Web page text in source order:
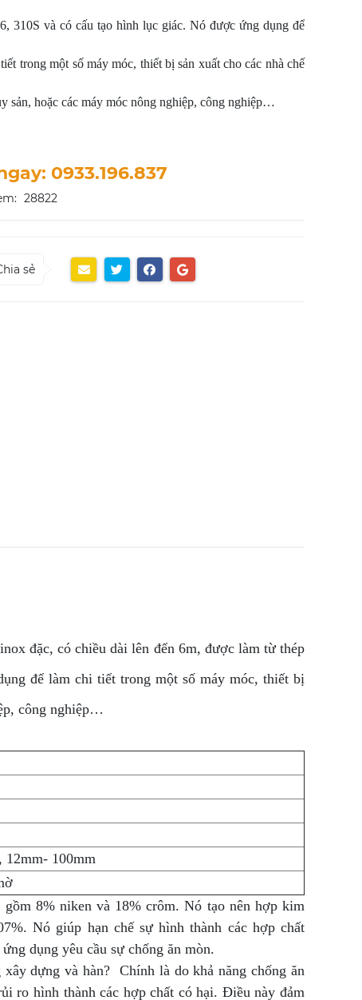
310S và có cấu tạo hình lục giác. Nó được ứng dụng để
trong một số máy móc, thiết bị sản xuất cho các nhà chế
sản, hoặc các máy móc nông nghiệp, công nghiệp…
0933.196.837
28822
sẻ
đặc, có chiều dài lên đến 6m, được làm từ thép
để làm chi tiết trong một số máy móc, thiết bị
công nghiệp…
100mm
8% niken và 18% crôm. Nó tạo nên hợp kim
Nó giúp hạn chế sự hình thành các hợp chất
dụng yêu cầu sự chống ăn mòn.
dựng và hàn? Chính là do khả năng chống ăn
ro hình thành các hợp chất có hại. Điều này đảm